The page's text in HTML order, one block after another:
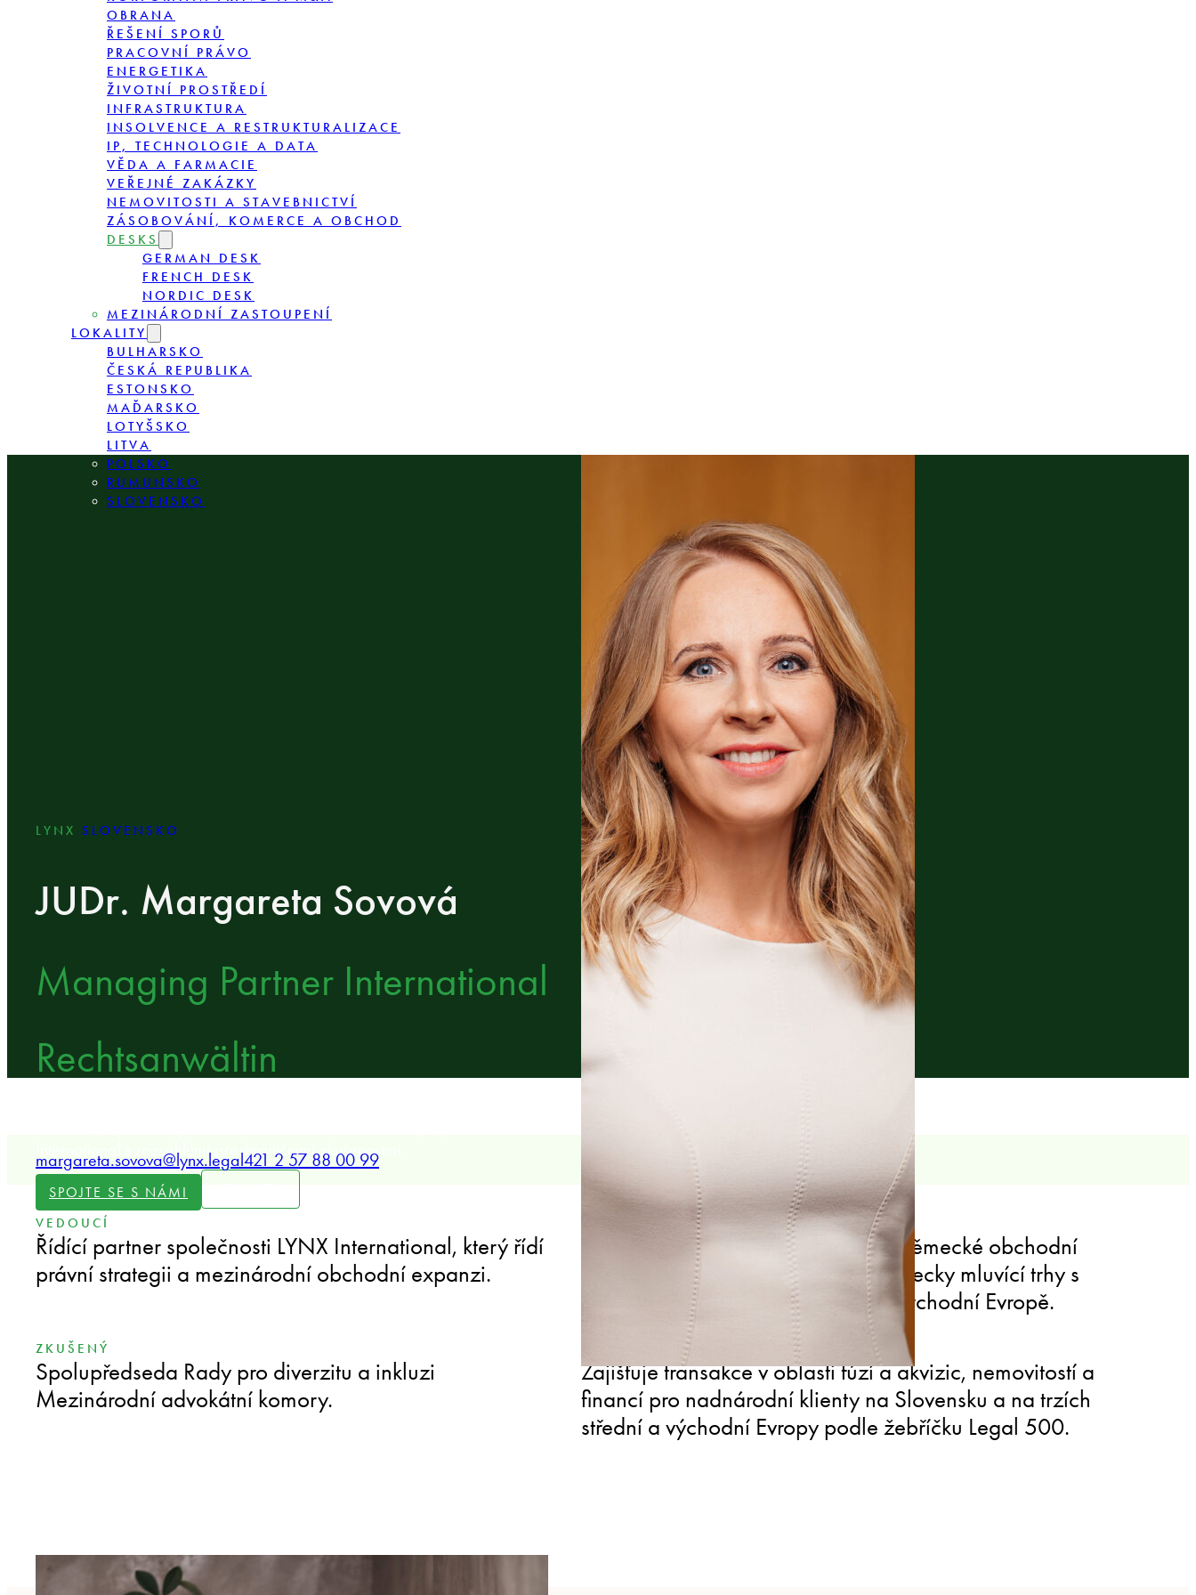
OBRANA
ŘEŠENÍ SPORŮ
PRACOVNÍ PRÁVO
ENERGETIKA
ŽIVOTNÍ PROSTŘEDÍ
INFRASTRUKTURA
INSOLVENCE A RESTRUKTURALIZACE
IP, TECHNOLOGIE A DATA
VĚDA A FARMACIE
VEŘEJNÉ ZAKÁZKY
NEMOVITOSTI A STAVEBNICTVÍ
ZÁSOBOVÁNÍ, KOMERCE A OBCHOD
DESKS
GERMAN DESK
FRENCH DESK
NORDIC DESK
MEZINÁRODNÍ ZASTOUPENÍ
LOKALITY
BULHARSKO
ČESKÁ REPUBLIKA
ESTONSKO
MAĎARSKO
LOTYŠSKO
LITVA
POLSKO
RUMUNSKO
SLOVENSKO
LYNX SLOVENSKO
JUDr. Margareta Sovová
Managing Partner International
Rechtsanwältin
International s rozsáhlými přeshraničními zkušenostmi.
SPOJTE SE S NÁMI
margareta.sovova@lynx.legal421 2 57 88 00 99
VEDOUCÍ
Řídící partner společnosti LYNX International, který řídí
právní strategii a mezinárodní obchodní expanzi.
Členka představenstva Slovensko-německé obchodní
komory (AHK), která propojuje německy mluvící trhy s
právními příležitostmi ve střední a východní Evropě.
ZKUŠENÝ
Spolupředseda Rady pro diverzitu a inkluzi
Mezinárodní advokátní komory.
Zajišťuje transakce v oblasti fúzí a akvizic, nemovitostí a
financí pro nadnárodní klienty na Slovensku a na trzích
střední a východní Evropy podle žebříčku Legal 500.